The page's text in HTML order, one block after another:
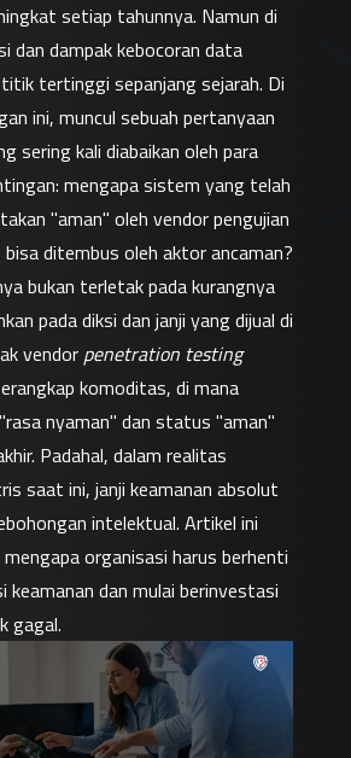
setiap tahunnya. Namun di
dan dampak kebocoran data
tertinggi sepanjang sejarah. Di
ini, muncul sebuah pertanyaan
sering kali diabaikan oleh para
mengapa sistem yang telah
"aman" oleh vendor pengujian
ditembus oleh aktor ancaman?
bukan terletak pada kurangnya
pada diksi dan janji yang dijual di
vendor penetration testing
komoditas, di mana
nyaman" dan status "aman"
Padahal, dalam realitas
saat ini, janji keamanan absolut
intelektual. Artikel ini
organisasi harus berhenti
keamanan dan mulai berinvestasi
gagal.